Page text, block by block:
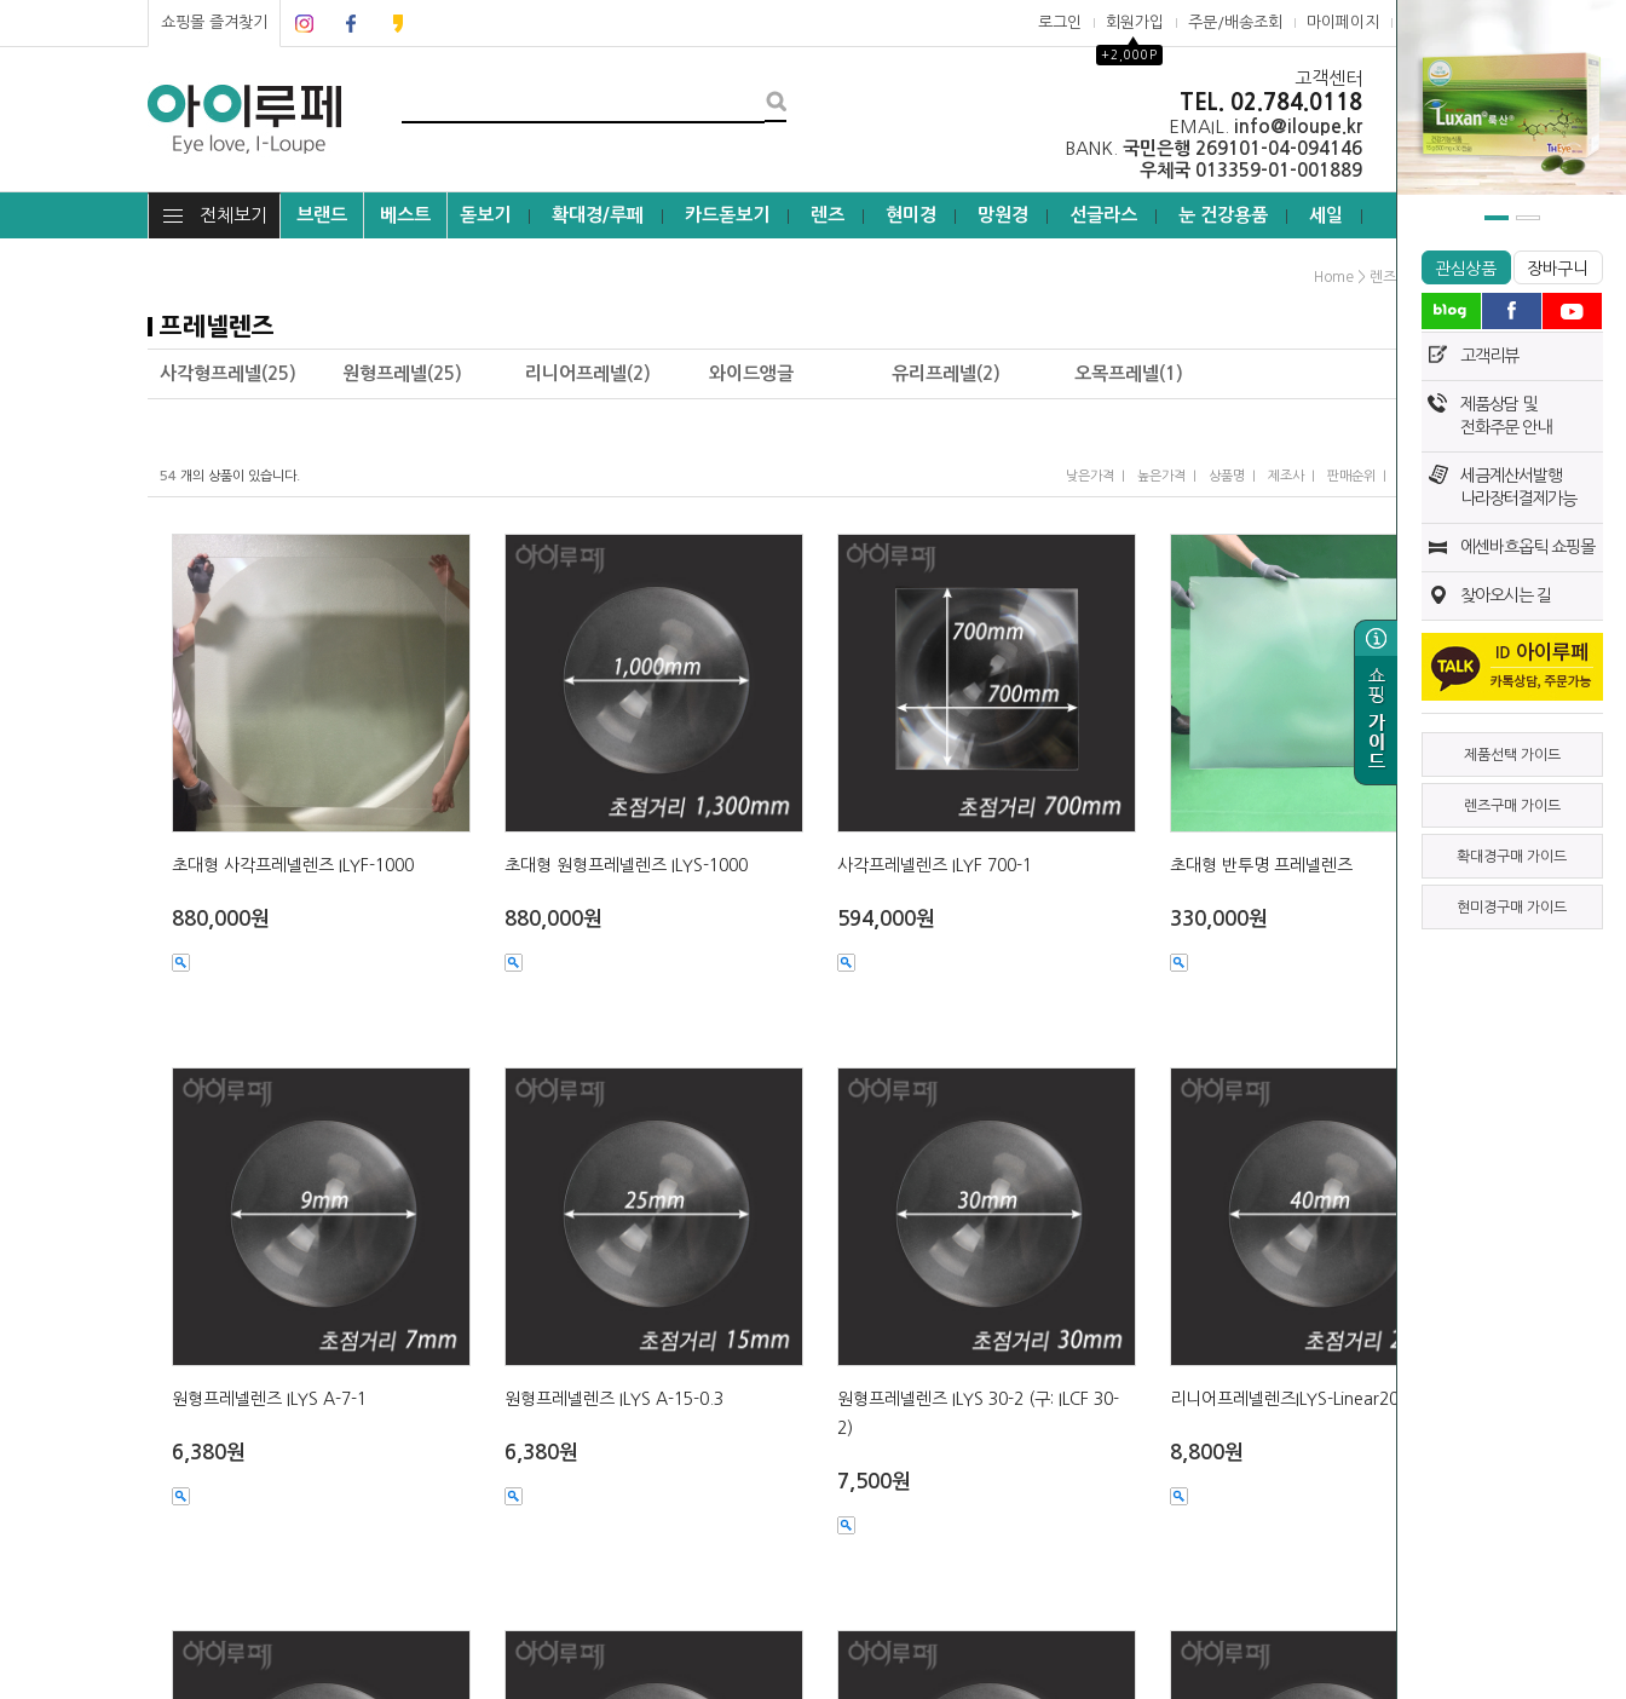
관심상품 장바구니
고객리뷰
제품상담 및
전화주문 안내
세금계산서발행
나라장터결제가능
에센바흐옵틱 쇼핑몰
찾아오시는 길
제품선택 가이드
렌즈구매 가이드
확대경구매 가이드
현미경구매 가이드
쇼핑몰 즐겨찾기 로그인 회원가입
▲
+2,000P
주문/배송조회 마이페이지
고객센터
TEL. 02.784.0118
EMAIL. info@iloupe.kr
BANK. 국민은행 269101-04-094146
우체국 013359-01-001889
0
전체보기 브랜드 베스트 돋보기 확대경/루페 카드돋보기 렌즈 현미경 망원경 선글라스 눈 건강용품 세일
Home > 렌즈 프레넬렌즈
프레넬렌즈
사각형프레넬(25) 원형프레넬(25) 리니어프레넬(2) 와이드앵글 유리프레넬(2) 오목프레넬(1)
54 개의 상품이 있습니다. 낮은가격 높은가격 상품명 제조사I 판매순위 많이 본 상품
초대형 사각프레넬렌즈 ILYF-1000
880,000원
초대형 원형프레넬렌즈 ILYS-1000
880,000원
사각프레넬렌즈 ILYF 700-1
594,000원
초대형 반투명 프레넬렌즈
330,000원
원형프레넬렌즈 ILYS A-7-1
6,380원
원형프레넬렌즈 ILYS A-15-0.3
6,380원
원형프레넬렌즈 ILYS 30-2 (구: ILCF 30-
2)
7,500원
리니어프레넬렌즈ILYS-Linear20
8,800원